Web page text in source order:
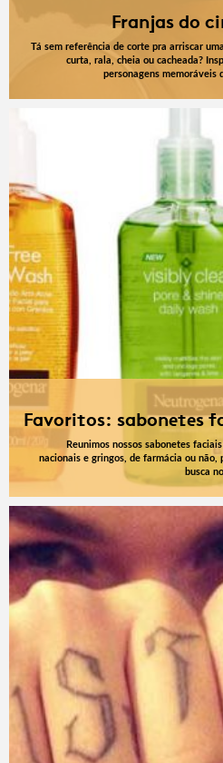
Franjas do
Tá sem referência de corte pra arriscar
curta, rala, cheia ou cacheada?
personagens memoráveis
Favoritos: sabonetes
Reunimos nossos sabonetes
nacionais e gringos, de farmácia ou não,
busca